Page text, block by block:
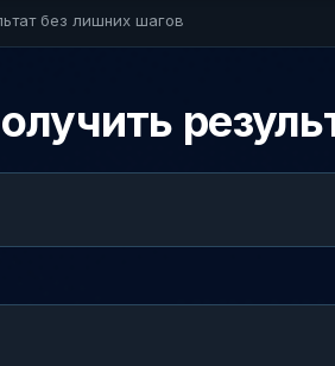
без лишних шагов